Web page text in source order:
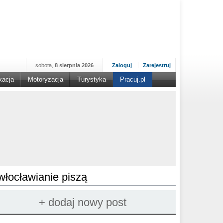
Zaloguj Zarejestruj
sobota, 8 sierpnia 2026
Motoryzacja Turystyka Pracuj.pl
piszą